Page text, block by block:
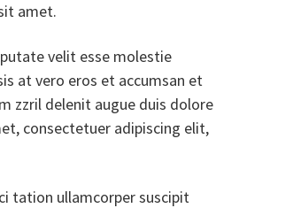
amet.
velit esse molestie
at vero eros et accumsan et
zzril delenit augue duis dolore
consectetuer adipiscing elit,
tation ullamcorper suscipit